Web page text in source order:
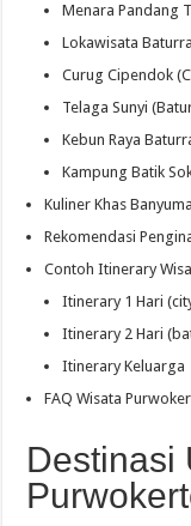
Menara Pandang
Lokawisata
Curug Cipendok
Telaga Sunyi
Kebun Raya
Kampung Batik
Kuliner Khas
Rekomendasi
Contoh Itinerary
Itinerary 1 Hari
Itinerary 2 Hari
Itinerary Keluarga
FAQ Wisata
Destinasi